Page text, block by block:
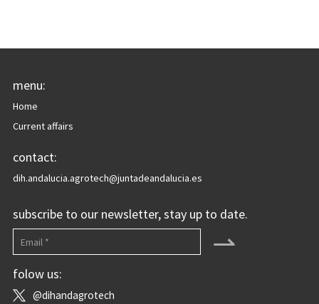
menu:
Home
Current affairs
contact:
dih.andalucia.agrotech@juntadeandalucia.es
subscribe to our newsletter, stay up to date.
⇀
folow us:
@dihandagrotech